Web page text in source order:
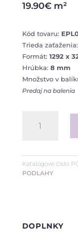
19.90€ m²
Kód tovaru:
Trieda zaťaženia:
Formát:1292 x
Hrúbka: 8 mm
Množstvo v
Predaj na balenia
Tmavý
•
Katalógové číslo:
PODLAHY
DOPLNKY